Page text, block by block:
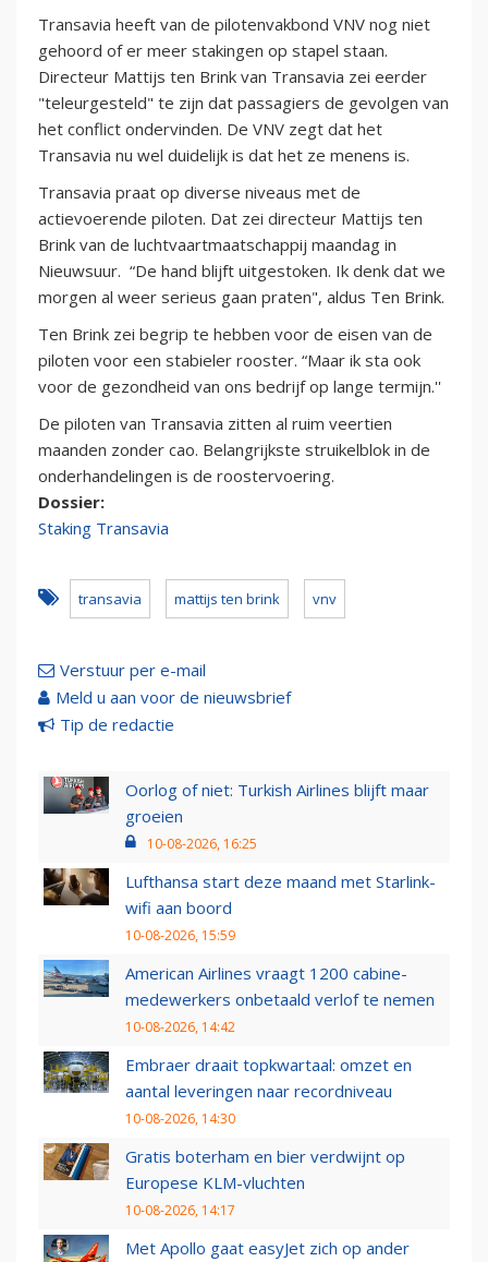
Transavia heeft van de pilotenvakbond VNV nog niet
gehoord of er meer stakingen op stapel staan.
Directeur Mattijs ten Brink van Transavia zei eerder
"teleurgesteld" te zijn dat passagiers de gevolgen van
het conflict ondervinden. De VNV zegt dat het
Transavia nu wel duidelijk is dat het ze menens is.
Transavia praat op diverse niveaus met de
actievoerende piloten. Dat zei directeur Mattijs ten
Brink van de luchtvaartmaatschappij maandag in
Nieuwsuur. “De hand blijft uitgestoken. Ik denk dat we
morgen al weer serieus gaan praten", aldus Ten Brink.
Ten Brink zei begrip te hebben voor de eisen van de
piloten voor een stabieler rooster. “Maar ik sta ook
voor de gezondheid van ons bedrijf op lange termijn.''
De piloten van Transavia zitten al ruim veertien
maanden zonder cao. Belangrijkste struikelblok in de
onderhandelingen is de roostervoering.
Dossier:
Staking Transavia
transavia mattijs ten brink vnv
Verstuur per e-mail
Meld u aan voor de nieuwsbrief
Tip de redactie
Oorlog of niet: Turkish Airlines blijft maar
groeien
10-08-2026, 16:25
Lufthansa start deze maand met Starlink-
wifi aan boord
10-08-2026, 15:59
American Airlines vraagt 1200 cabine-
medewerkers onbetaald verlof te nemen
10-08-2026, 14:42
Embraer draait topkwartaal: omzet en
aantal leveringen naar recordniveau
10-08-2026, 14:30
Gratis boterham en bier verdwijnt op
Europese KLM-vluchten
10-08-2026, 14:17
Met Apollo gaat easyJet zich op ander